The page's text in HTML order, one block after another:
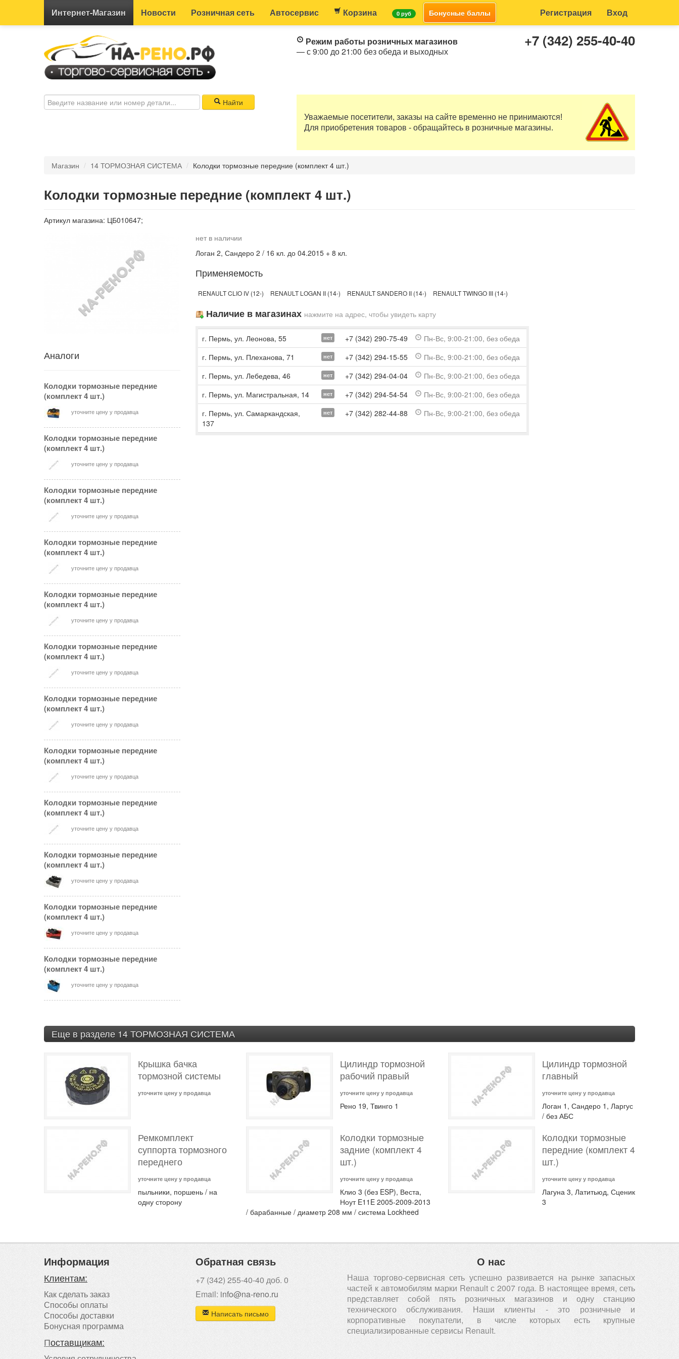
Интернет-Магазин Новости Розничная сеть Автосервис Корзина 0 руб Бонусные баллы Регистрация Вход
Режим работы розничных магазинов
— с 9:00 до 21:00 без обеда и выходных
+7 (342) 255-40-40
Найти
Уважаемые посетители, заказы на сайте временно не принимаются!
Для приобретения товаров - обращайтесь в розничные магазины.
Магазин / 14 ТОРМОЗНАЯ СИСТЕМА / Колодки тормозные передние (комплект 4 шт.)
Колодки тормозные передние (комплект 4 шт.)
Артикул магазина: ЦБ010647;
Аналоги
Колодки тормозные передние
(комплект 4 шт.)
уточните цену у продавца
Колодки тормозные передние
(комплект 4 шт.)
уточните цену у продавца
Колодки тормозные передние
(комплект 4 шт.)
уточните цену у продавца
Колодки тормозные передние
(комплект 4 шт.)
уточните цену у продавца
Колодки тормозные передние
(комплект 4 шт.)
уточните цену у продавца
Колодки тормозные передние
(комплект 4 шт.)
уточните цену у продавца
Колодки тормозные передние
(комплект 4 шт.)
уточните цену у продавца
Колодки тормозные передние
(комплект 4 шт.)
уточните цену у продавца
Колодки тормозные передние
(комплект 4 шт.)
уточните цену у продавца
Колодки тормозные передние
(комплект 4 шт.)
уточните цену у продавца
Колодки тормозные передние
(комплект 4 шт.)
уточните цену у продавца
Колодки тормозные передние
(комплект 4 шт.)
уточните цену у продавца
нет в наличии
Логан 2, Сандеро 2 / 16 кл. до 04.2015 + 8 кл.
Применяемость
RENAULT CLIO IV (12-) RENAULT LOGAN II (14-) RENAULT SANDERO II (14-) RENAULT TWINGO III (14-)
Наличие в магазинах нажмите на адрес, чтобы увидеть карту
г. Пермь, ул. Леонова, 55 нет +7 (342) 290-75-49
Пн-Вс, 9:00-21:00, без обеда
г. Пермь, ул. Плеханова, 71
нет +7 (342) 294-15-55
Пн-Вс, 9:00-21:00, без обеда
г. Пермь, ул. Лебедева, 46
нет +7 (342) 294-04-04
Пн-Вс, 9:00-21:00, без обеда
г. Пермь, ул. Магистральная, 14
нет +7 (342) 294-54-54
Пн-Вс, 9:00-21:00, без обеда
г. Пермь, ул. Самаркандская,
137
нет +7 (342) 282-44-88 Пн-Вс, 9:00-21:00, без обеда
Еще в разделе 14 ТОРМОЗНАЯ СИСТЕМА
Крышка бачка
тормозной системы
уточните цену у продавца
Цилиндр тормозной
рабочий правый
уточните цену у продавца
Рено 19, Твинго 1
Цилиндр тормозной
главный
уточните цену у продавца
Логан 1, Сандеро 1, Ларгус
/ без АБС
Ремкомплект
суппорта тормозного
переднего
уточните цену у продавца
пыльники, поршень / на
одну сторону
Колодки тормозные
задние (комплект 4
шт.)
уточните цену у продавца
Клио 3 (без ESP), Веста,
Ноут E11E 2005-2009-2013
/ барабанные / диаметр 208 мм / система Lockheed
Колодки тормозные
передние (комплект 4
шт.)
уточните цену у продавца
Лагуна 3, Латитьюд, Сценик
3
Информация
Клиентам:
Как сделать заказ
Способы оплаты
Способы доставки
Бонусная программа
Поставщикам:
Обратная связь
+7 (342) 255-40-40 доб. 0
Email: info@na-reno.ru
Написать письмо
О нас
Наша торгово-сервисная сеть успешно развивается на рынке запасных
частей к автомобилям марки Renault с 2007 года. В настоящее время, сеть
представляет собой пять розничных магазинов и одну станцию
технического обслуживания. Наши клиенты - это розничные и
корпоративные покупатели, в числе которых есть крупные
специализированные сервисы Renault.